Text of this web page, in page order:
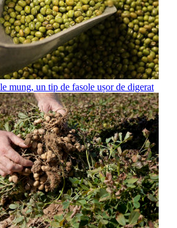
mung, un tip de fasole ușor de digerat